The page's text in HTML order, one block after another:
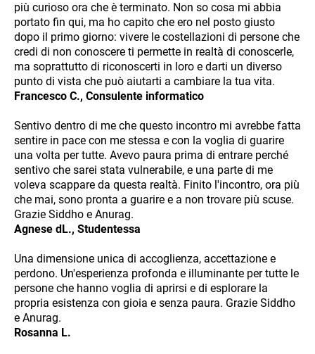
più curioso ora che è terminato. Non so cosa mi abbia
portato fin qui, ma ho capito che ero nel posto giusto
dopo il primo giorno: vivere le costellazioni di persone che
credi di non conoscere ti permette in realtà di conoscerle,
ma soprattutto di riconoscerti in loro e darti un diverso
punto di vista che può aiutarti a cambiare la tua vita.
Francesco C., Consulente informatico
Sentivo dentro di me che questo incontro mi avrebbe fatta
sentire in pace con me stessa e con la voglia di guarire
una volta per tutte. Avevo paura prima di entrare perché
sentivo che sarei stata vulnerabile, e una parte di me
voleva scappare da questa realtà. Finito l'incontro, ora più
che mai, sono pronta a guarire e a non trovare più scuse.
Grazie Siddho e Anurag.
Agnese dL., Studentessa
Una dimensione unica di accoglienza, accettazione e
perdono. Un'esperienza profonda e illuminante per tutte le
persone che hanno voglia di aprirsi e di esplorare la
propria esistenza con gioia e senza paura. Grazie Siddho
e Anurag.
Rosanna L.